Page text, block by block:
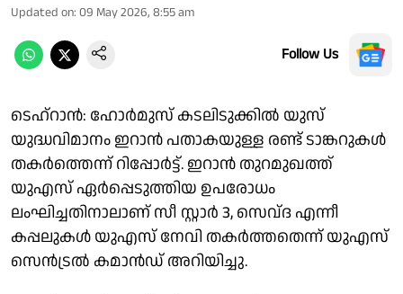
Updated on: 09 May 2026, 8:55 am
Follow Us
ടെഹ്‌റാന്‍: ഹോര്‍മുസ് കടലിടുക്കില്‍ യുസ്
യുദ്ധവിമാനം ഇറാന്‍ പതാകയുള്ള രണ്ട് ടാങ്കറുകള്‍
തകര്‍ത്തെന്ന് റിപ്പോര്‍ട്ട്. ഇറാന്‍ തുറമുഖത്ത്
യുഎസ് ഏര്‍പ്പെടുത്തിയ ഉപരോധം
ലംഘിച്ചതിനാലാണ് സീ സ്റ്റാര്‍ 3, സെവ്ദ എന്നീ
കപ്പലുകള്‍ യുഎസ് നേവി തകര്‍ത്തതെന്ന് യുഎസ്
സെന്‍ട്രല്‍ കമാന്‍ഡ് അറിയിച്ചു.